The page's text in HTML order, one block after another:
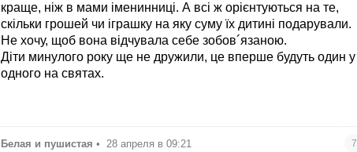
краще, ніж в мами іменинниці. А всі ж орієнтуються на те,
скільки грошей чи іграшку на яку суму їх дитині подарували.
Не хочу, щоб вона відчувала себе зобов´язаною.
Діти минулого року ще не дружили, це вперше будуть один у
одного на святах.
Белая и пушистая • 28 апреля в 09:21 7